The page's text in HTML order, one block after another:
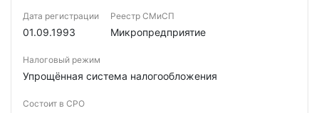
Дата регистрации
01.09.1993
Реестр СМиСП
Микропредприятие
Налоговый режим
Упрощённая система налогообложения
Состоит в СРО